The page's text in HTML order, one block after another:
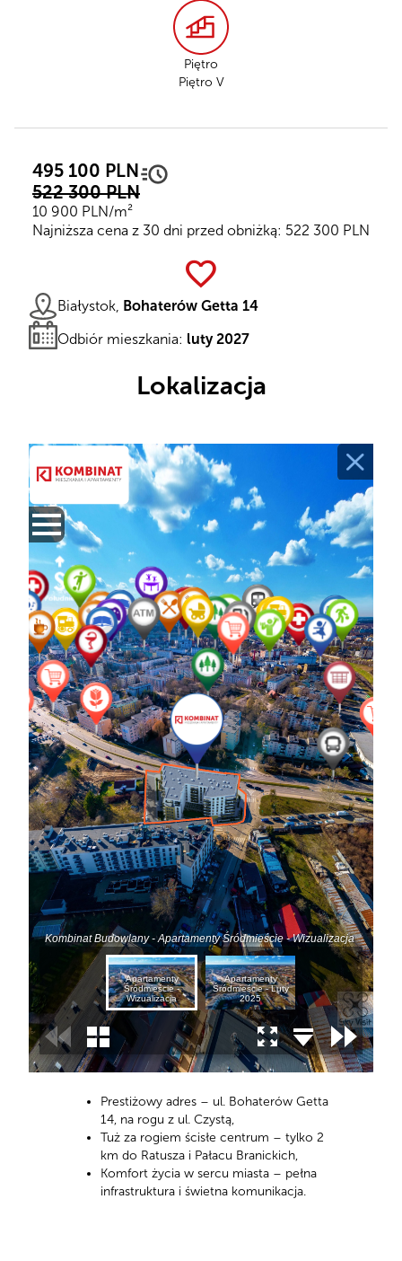
Piętro
Piętro V
495 100 PLN
522 300 PLN
10 900 PLN/m²
Najniższa cena z 30 dni przed obniżką: 522 300 PLN
favorite
Białystok, Bohaterów Getta 14
Odbiór mieszkania: luty 2027
Lokalizacja
Prestiżowy adres – ul. Bohaterów Getta
14, na rogu z ul. Czystą,
Tuż za rogiem ścisłe centrum – tylko 2
km do Ratusza i Pałacu Branickich,
Komfort życia w sercu miasta – pełna
infrastruktura i świetna komunikacja.